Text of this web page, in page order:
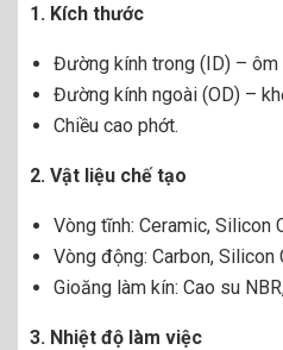
1. Kích thước
Đường kính trong (ID) – ôm
Đường kính ngoài (OD) –
Chiều cao phớt.
2. Vật liệu chế tạo
Vòng tĩnh: Ceramic, Silicon
Vòng động: Carbon, Silicon
Gioăng làm kín: Cao su
3. Nhiệt độ làm việc